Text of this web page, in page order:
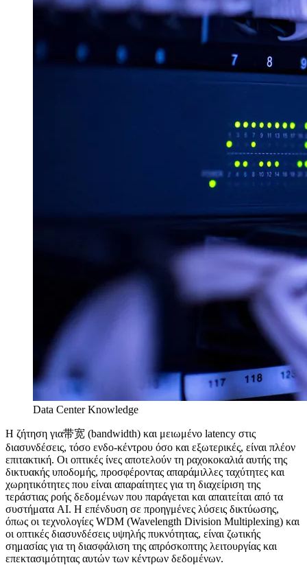
Data Center Knowledge
Η ζήτηση για带宽 (bandwidth) και μειωμένο latency στις
διασυνδέσεις, τόσο ενδο-κέντρου όσο και εξωτερικές, είναι πλέον
επιτακτική. Οι οπτικές ίνες αποτελούν τη ραχοκοκαλιά αυτής της
δικτυακής υποδομής, προσφέροντας απαράμιλλες ταχύτητες και
χωρητικότητες που είναι απαραίτητες για τη διαχείριση της
τεράστιας ροής δεδομένων που παράγεται και απαιτείται από τα
συστήματα AI. Η επένδυση σε προηγμένες λύσεις δικτύωσης,
όπως οι τεχνολογίες WDM (Wavelength Division Multiplexing) και
οι οπτικές διασυνδέσεις υψηλής πυκνότητας, είναι ζωτικής
σημασίας για τη διασφάλιση της απρόσκοπτης λειτουργίας και
επεκτασιμότητας αυτών των κέντρων δεδομένων.